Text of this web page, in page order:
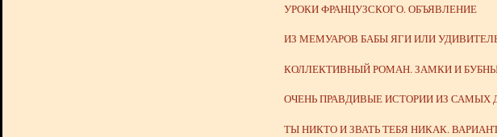
УРОКИ ФРАНЦУЗСКОГО. ОБЪЯВЛЕНИЕ
ИЗ МЕМУАРОВ БАБЫ ЯГИ ИЛИ
КОЛЛЕКТИВНЫЙ РОМАН. ЗАМКИ И
ОЧЕНЬ ПРАВДИВЫЕ ИСТОРИИ ИЗ
ТЫ НИКТО И ЗВАТЬ ТЕБЯ НИКАК.